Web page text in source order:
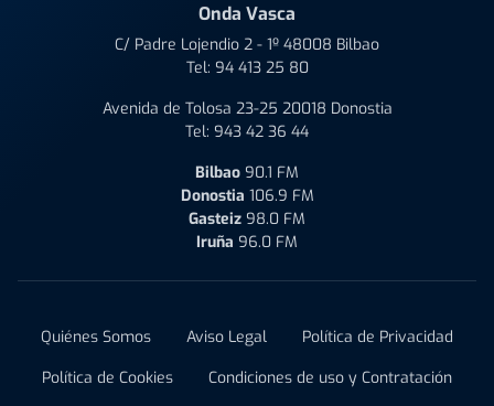
Onda Vasca
C/ Padre Lojendio 2 - 1º 48008 Bilbao
Tel: 94 413 25 80
Avenida de Tolosa 23-25 20018 Donostia
Tel: 943 42 36 44
Bilbao 90.1 FM
Donostia 106.9 FM
Gasteiz 98.0 FM
Iruña 96.0 FM
Quiénes Somos Aviso Legal
Política de Privacidad
Política de Cookies
Condiciones de uso y Contratación